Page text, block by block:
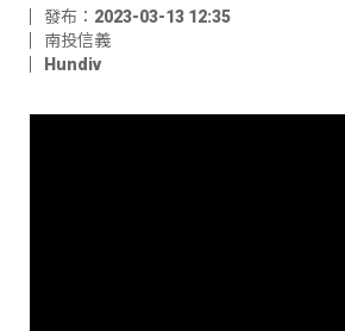
發布：2023-03-13 12:35
南投信義
Hundiv